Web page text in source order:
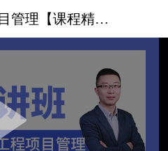
建设工程项目管理【课程精讲班】-